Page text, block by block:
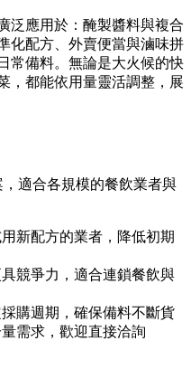
泛應用於：醃製醬料與複合
化配方、外賣便當與滷味拼
常備料。無論是大火候的快
，都能依用量靈活調整，展
適合各規模的餐飲業者與
新配方的業者，降低初期
具競爭力，適合連鎖餐飲與
採購週期，確保備料不斷貨
需求，歡迎直接洽詢